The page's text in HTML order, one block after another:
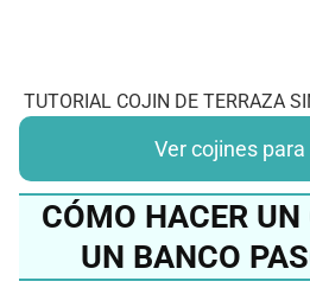
TUTORIAL COJIN DE TERRAZA
Ver cojines
CÓMO HACER
UN BANCO